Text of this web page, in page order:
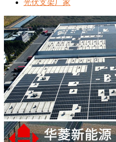
光伏支架厂家